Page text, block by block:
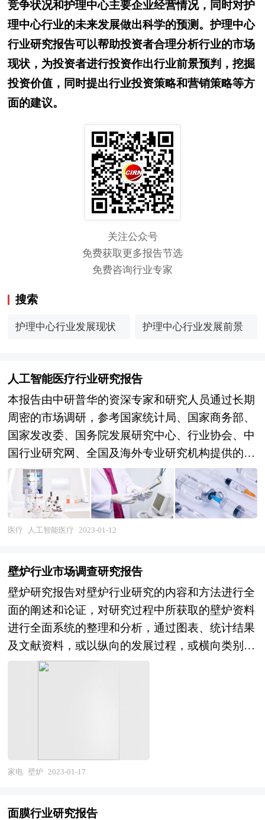
竞争状况和护理中心主要企业经营情况，同时对护
理中心行业的未来发展做出科学的预测。护理中心
行业研究报告可以帮助投资者合理分析行业的市场
现状，为投资者进行投资作出行业前景预判，挖掘
投资价值，同时提出行业投资策略和营销策略等方
面的建议。
关注公众号
免费获取更多报告节选
免费咨询行业专家
搜索
护理中心行业发展现状 护理中心行业发展前景
人工智能医疗行业研究报告
本报告由中研普华的资深专家和研究人员通过长期
周密的市场调研，参考国家统计局、国家商务部、
国家发改委、国务院发展研究中心、行业协会、中
国行业研究网、全国及海外专业研究机构提供的大
量权威资料，并对多位业内资深专家进行深入访谈
的基础上，通过与国际同步的市场研究工具、理论
和模型撰写而成。全面而准确地为您从行业的整体
高度来架构分析体系。让您全面、准确地把握整个
轨迹及多年的实践经验，对中国人工智能医疗行业
的内外部环境、行业发展现状、产业链发展状况、
市场供需、竞争格局、标杆企业、发展趋势、机会
风险、发展策略与投资建议等进行了分析，并重点
分析了我国人工智能医疗行业将面临的机遇与挑
战，对人工智能医疗行业未来的发展趋势及前景作
医疗 人工智能医疗 2023-01-12
壁炉行业市场调查研究报告
壁炉研究报告对壁炉行业研究的内容和方法进行全
面的阐述和论证，对研究过程中所获取的壁炉资料
进行全面系统的整理和分析，通过图表、统计结果
及文献资料，或以纵向的发展过程，或横向类别分
析提出论点、分析论据，进行论证。壁炉报告绝对
济运行数据，行业供需现状，行业竞争格局，重点
实指标，分析预测行业的发展前景和投资价值。通
家电 壁炉 2023-01-17
面膜行业研究报告